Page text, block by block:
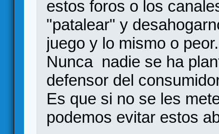
estos foros o los
"patalear" y
juego y lo mismo o peor.
Nunca nadie se ha
defensor del
Es que si no se les
podemos evitar estos